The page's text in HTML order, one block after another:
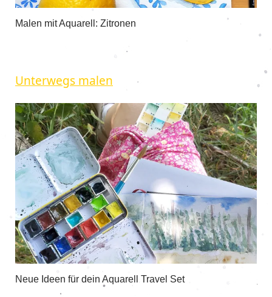
Malen mit Aquarell: Zitronen
Unterwegs malen
Neue Ideen für dein Aquarell Travel Set